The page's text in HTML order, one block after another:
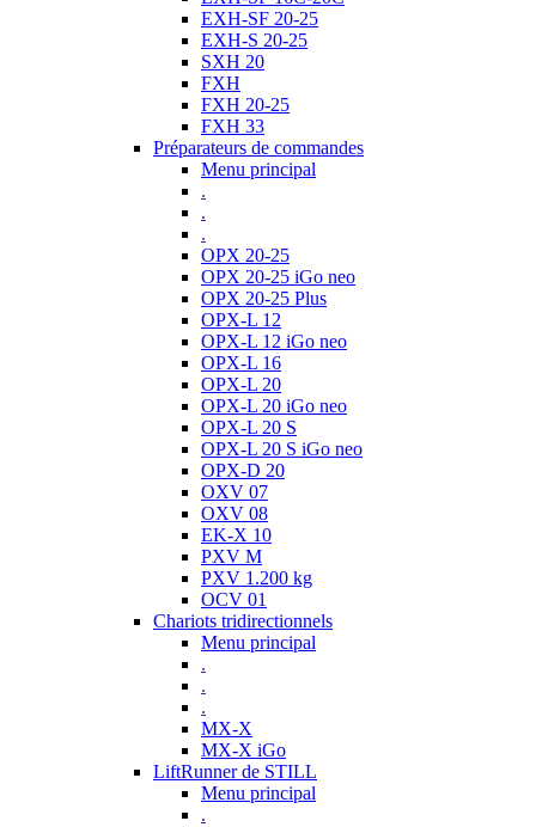
EXH-SF 20-25
EXH-S 20-25
SXH 20
FXH
FXH 20-25
FXH 33
Préparateurs de commandes
Menu principal
.
.
.
OPX 20-25
OPX 20-25 iGo neo
OPX 20-25 Plus
OPX-L 12
OPX-L 12 iGo neo
OPX-L 16
OPX-L 20
OPX-L 20 iGo neo
OPX-L 20 S
OPX-L 20 S iGo neo
OPX-D 20
OXV 07
OXV 08
EK-X 10
PXV M
PXV 1.200 kg
OCV 01
Chariots tridirectionnels
Menu principal
.
.
.
MX-X
MX-X iGo
LiftRunner de STILL
Menu principal
.